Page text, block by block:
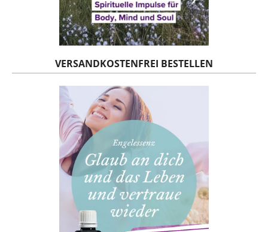
VERSANDKOSTENFREI BESTELLEN